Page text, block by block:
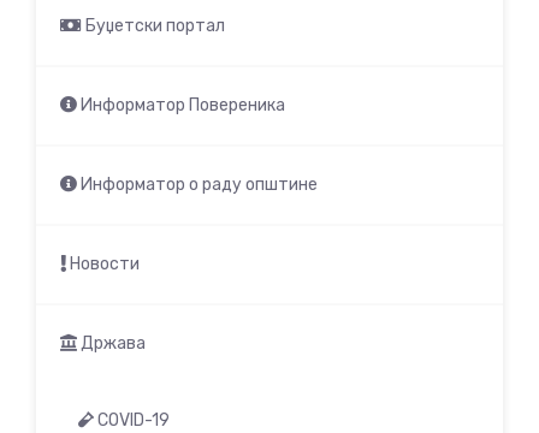
Буџетски портал
Информатор Повереника
Информатор о раду општине
Новости
Држава
COVID-19